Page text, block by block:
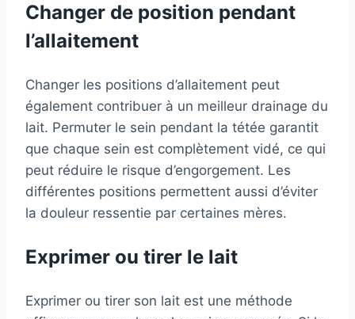
Changer de position pendant
l’allaitement
Changer les positions d’allaitement peut
également contribuer à un meilleur drainage du
lait. Permuter le sein pendant la tétée garantit
que chaque sein est complètement vidé, ce qui
peut réduire le risque d’engorgement. Les
différentes positions permettent aussi d’éviter
la douleur ressentie par certaines mères.
Exprimer ou tirer le lait
Exprimer ou tirer son lait est une méthode